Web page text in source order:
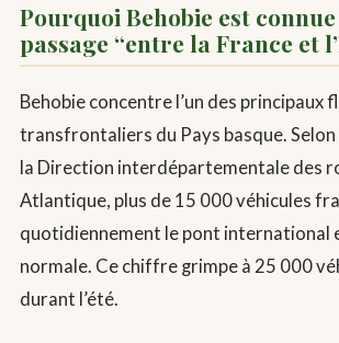
Pourquoi Behobie est
passage “entre la France et
Behobie concentre l’un des principaux
transfrontaliers du Pays basque. Selon
la Direction interdépartementale des
Atlantique, plus de 15 000 véhicules
quotidiennement le pont international
normale. Ce chiffre grimpe à 25 000
durant l’été.